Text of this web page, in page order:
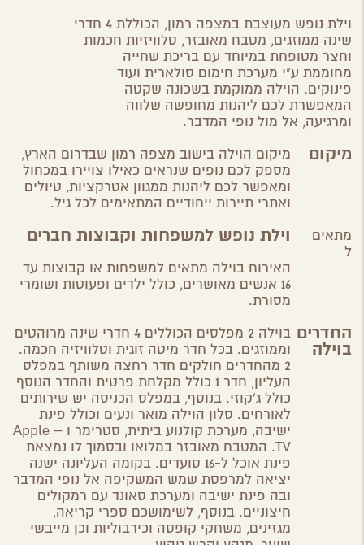
Email
Twitterוילת נופש מעוצבת במצפה רמון, הכוללת 4 חדרי
שינה ממוזגים, מטבח מאובזר, טלוויזיות חכמות
וחצר מטופחת במיוחד עם בריכת שחייה
מחוממת ע"י מערכת חימום סולארית ועוד
פינוקים. הוילה ממוקמת בשכונה שקטה
המאפשרת לכם ליהנות מחופשה שלווה
ומרגיעה, אל מול נופי המדבר.
מיקום
מיקום הוילה בישוב מצפה רמון שבדרום הארץ,
מספק לכם נופים שנראים כאילו צויירו במכחול
ומאפשר לכם ליהנות ממגוון אטרקציות, טיולים
ואתרי תיירות ייחודיים המתאימים לכל גיל.
מתאים
ל
וילת נופש למשפחות וקבוצות חברים
האירוח בוילה מתאים למשפחות או קבוצות עד
16 אנשים מאושרים, כולל ילדים ופעוטות ושומרי
מסורת.
החדרים
בוילה
בוילה 2 מפלסים הכוללים 4 חדרי שינה מרוהטים
וממוזגים. בכל חדר מיטה זוגית וטלוויזיה חכמה.
2 מהחדרים חולקים חדר רחצה משותף במפלס
העליון, חדר 1 כולל מקלחת פרטית והחדר הנוסף
כולל ג'קוזי. בנוסף, במפלס הכניסה יש שירותים
לאורחים. סלון הוילה מואר ונעים וכולל פינת
ישיבה, מערכת קולנוע ביתית, סטרימר ו – Apple
TV. המטבח מאובזר במלואו ובסמוך לו נמצאת
פינת אוכל ל-16 סועדים.
בקומה העליונה ישנה
יציאה למרפסת שמש המשקיפה אל נופי המדבר
ובה פינת ישיבה ומערכת סאונד עם רמקולים
חיצוניים. בנוסף, לשימושכם ספרי קריאה,
מגזינים, משחקי קופסה וכירבוליות וכן מייבשי